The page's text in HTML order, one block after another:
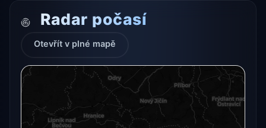
Radar počasí
Otevřít v plné mapě
Radarový snímek momentálně není dostupný.